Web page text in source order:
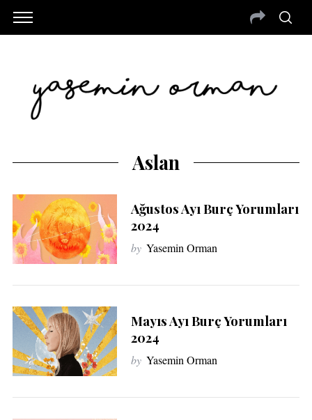
Aslan
Ağustos Ayı Burç Yorumları
2024
by Yasemin Orman
Mayıs Ayı Burç Yorumları
2024
by Yasemin Orman